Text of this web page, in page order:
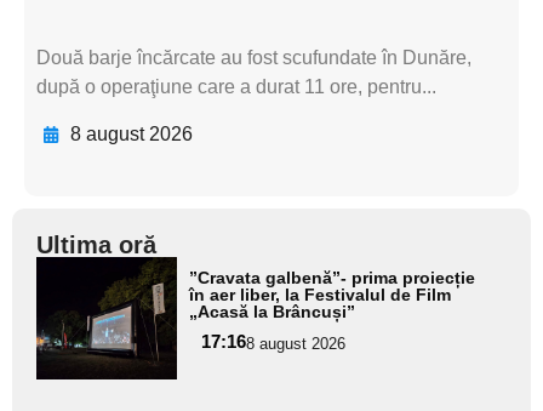
Două barje încărcate au fost scufundate în Dunăre,
după o operaţiune care a durat 11 ore, pentru...
8 august 2026
Ultima oră
Adaugă
aici textul
pentru
subtitlu
”Cravata galbenă”- prima proiecție
în aer liber, la Festivalul de Film
„Acasă la Brâncuși”
17:168 august 2026